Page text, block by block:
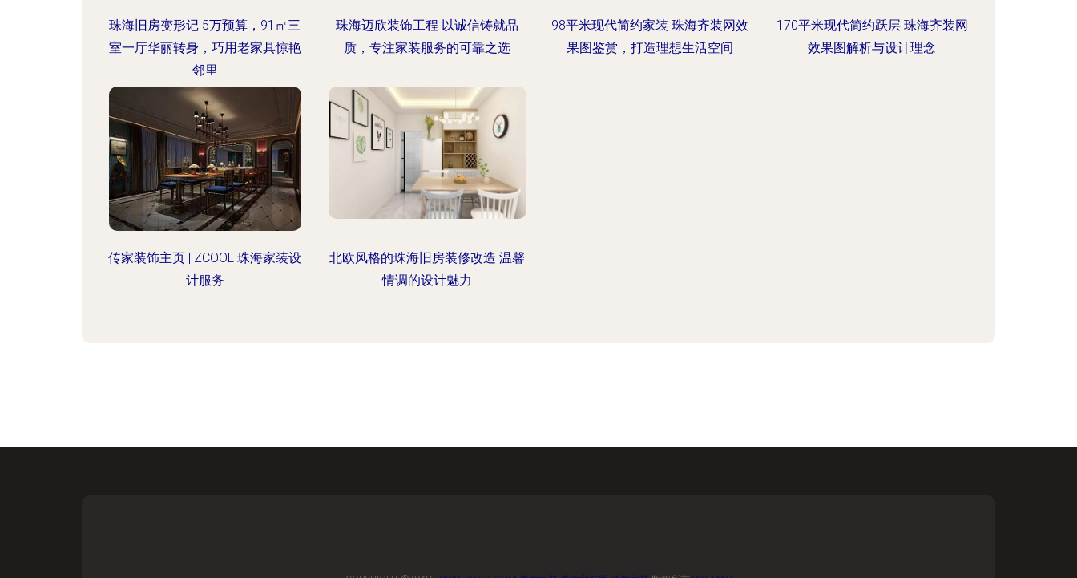
珠海旧房变形记 5万预算，91㎡三
室一厅华丽转身，巧用老家具惊艳
邻里
珠海迈欣装饰工程 以诚信铸就品
质，专注家装服务的可靠之选
98平米现代简约家装 珠海齐装网效
果图鉴赏，打造理想生活空间
170平米现代简约跃层 珠海齐装网
效果图解析与设计理念
传家装饰主页 | ZCOOL 珠海家装设
计服务
北欧风格的珠海旧房装修改造 温馨
情调的设计魅力